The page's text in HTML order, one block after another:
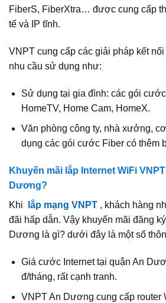
FiberS, FiberXtra… được cung cấp
tế và IP tĩnh.
VNPT cung cấp các giải pháp kết
nhu cầu sử dụng như:
Sử dụng tại gia đình: các gói
HomeTV, Home Cam, HomeX.
Văn phòng công ty, nhà xưởng,
dụng các gói cước Fiber có thêm
Khuyến mãi lắp Internet WiFi
Dương?
Khi
lắp mạng VNPT , khách hàng
đãi hấp dẫn. Vậy khuyến mãi đăng
Dương là gì? dưới đây là một số
Giá cước Internet tại quận An
đ/tháng, rất cạnh tranh.
VNPT An Dương cung cấp router